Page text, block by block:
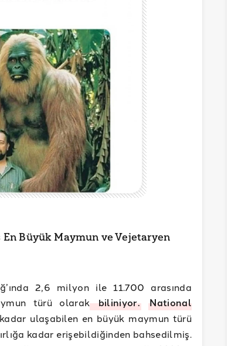
En Büyük Maymun ve Vejetaryen
2,6 milyon ile 11.700 arasında
türü olarakbiliniyor.
National
ulaşabilen en büyük maymun türü
kadar erişebildiğinden bahsedilmiş.